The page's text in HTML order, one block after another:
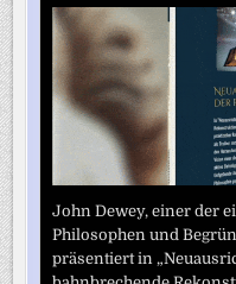
John Dewey, einer der
Philosophen und
präsentiert in